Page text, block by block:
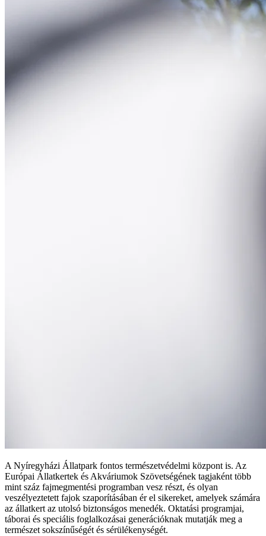
A Nyíregyházi Állatpark fontos természetvédelmi központ is. Az
Európai Állatkertek és Akváriumok Szövetségének tagjaként több
mint száz fajmegmentési programban vesz részt, és olyan
veszélyeztetett fajok szaporításában ér el sikereket, amelyek számára
az állatkert az utolsó biztonságos menedék. Oktatási programjai,
táborai és speciális foglalkozásai generációknak mutatják meg a
természet sokszínűségét és sérülékenységét.